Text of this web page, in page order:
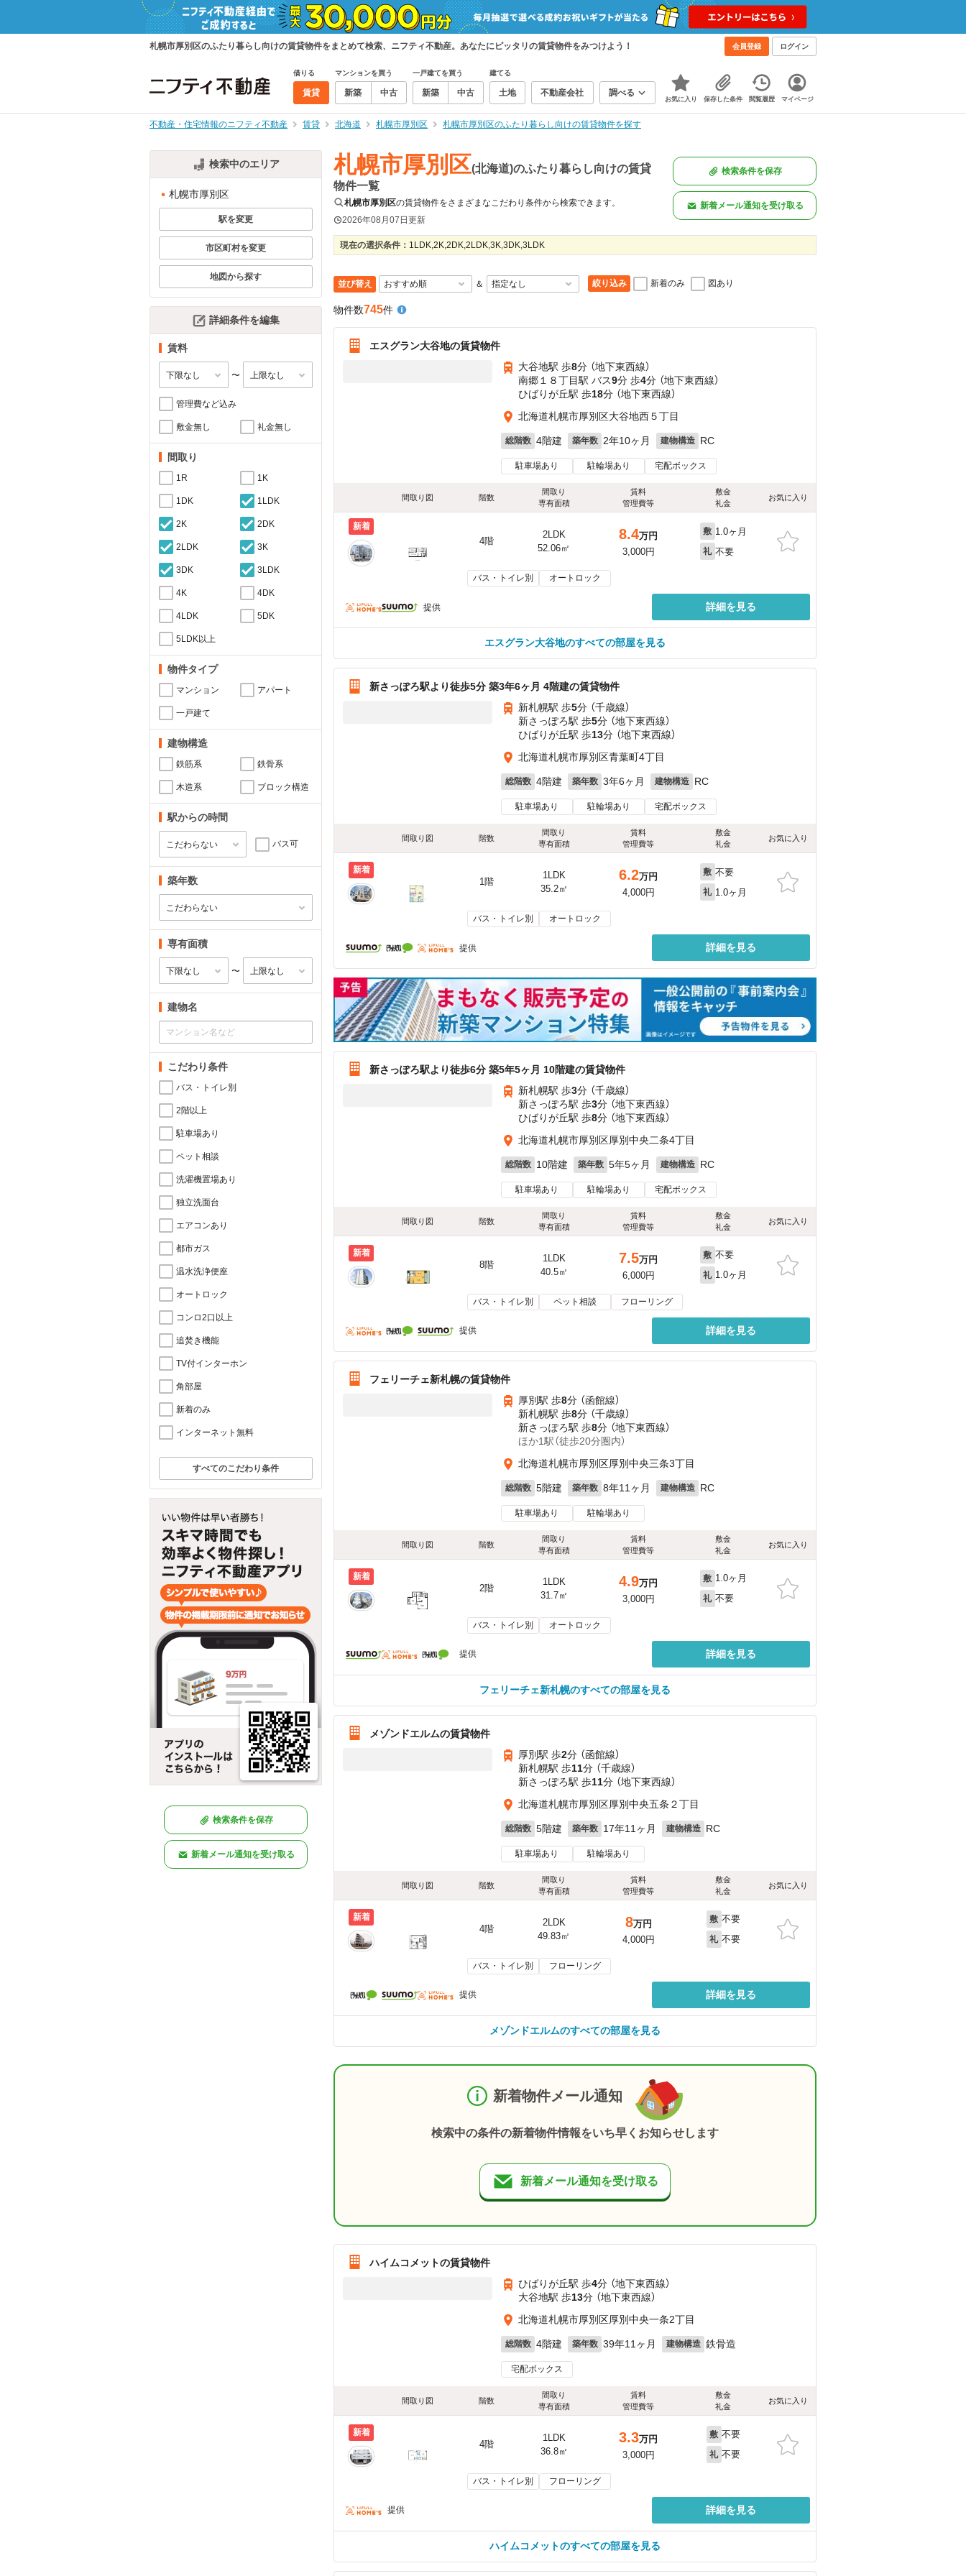
札幌市厚別区のふたり暮らし向けの賃貸物件をまとめて検索、ニフティ不動産。あなたにピッタリの賃貸物件をみつけよう！ 会員登録 ログイン
借りる
賃貸
マンションを買う
新築 中古
一戸建てを買う
新築 中古
建てる
土地 不動産会社 調べる
お気に入り 保存した条件 閲覧履歴 マイページ
不動産・住宅情報のニフティ不動産 賃貸 北海道 札幌市厚別区 札幌市厚別区のふたり暮らし向けの賃貸物件を探す
検索中のエリア
札幌市厚別区
駅を変更
市区町村を変更
地図から探す
詳細条件を編集
賃料
〜
管理費など込み
敷金無し 礼金無し
間取り
1R 1K
1DK 1LDK
2K 2DK
2LDK 3K
3DK 3LDK
4K 4DK
4LDK 5DK
5LDK以上
物件タイプ
マンション アパート
一戸建て
建物構造
鉄筋系 鉄骨系
木造系 ブロック構造
駅からの時間
バス可
築年数
専有面積
〜
建物名
こだわり条件
バス・トイレ別
2階以上
駐車場あり
ペット相談
洗濯機置場あり
独立洗面台
エアコンあり
都市ガス
温水洗浄便座
オートロック
コンロ2口以上
追焚き機能
TV付インターホン
角部屋
新着のみ
インターネット無料
すべてのこだわり条件
検索条件を保存
新着メール通知を受け取る
札幌市厚別区(北海道)のふたり暮らし向けの賃貸
物件一覧
札幌市厚別区の賃貸物件をさまざまなこだわり条件から検索できます。
2026年08月07日更新
検索条件を保存
新着メール通知を受け取る
現在の選択条件： 1LDK,2K,2DK,2LDK,3K,3DK,3LDK
並び替え ＆ 絞り込み 新着のみ 図あり
物件数745件
エスグラン大谷地の賃貸物件
大谷地駅 歩8分 （地下東西線）
南郷１８丁目駅 バス9分 歩4分 （地下東西線）
ひばりが丘駅 歩18分 （地下東西線）
北海道札幌市厚別区大谷地西５丁目
総階数 4階建 築年数 2年10ヶ月 建物構造 RC
駐車場あり 駐輪場あり 宅配ボックス
間取り図 階数
間取り
専有面積
賃料
管理費等
敷金
礼金
お気に入り
新着
4階
2LDK
52.06㎡
8.4万円
3,000円
敷 1.0ヶ月
礼 不要
バス・トイレ別 オートロック
提供 詳細を見る
エスグラン大谷地のすべての部屋を見る
新さっぽろ駅より徒歩5分 築3年6ヶ月 4階建の賃貸物件
新札幌駅 歩5分 （千歳線）
新さっぽろ駅 歩5分 （地下東西線）
ひばりが丘駅 歩13分 （地下東西線）
北海道札幌市厚別区青葉町4丁目
総階数 4階建 築年数 3年6ヶ月 建物構造 RC
駐車場あり 駐輪場あり 宅配ボックス
間取り図 階数
間取り
専有面積
賃料
管理費等
敷金
礼金
お気に入り
新着
1階
1LDK
35.2㎡
6.2万円
4,000円
敷 不要
礼 1.0ヶ月
バス・トイレ別 オートロック
提供 詳細を見る
新さっぽろ駅より徒歩6分 築5年5ヶ月 10階建の賃貸物件
新札幌駅 歩3分 （千歳線）
新さっぽろ駅 歩3分 （地下東西線）
ひばりが丘駅 歩8分 （地下東西線）
北海道札幌市厚別区厚別中央二条4丁目
総階数 10階建 築年数 5年5ヶ月 建物構造 RC
駐車場あり 駐輪場あり 宅配ボックス
間取り図 階数
間取り
専有面積
賃料
管理費等
敷金
礼金
お気に入り
新着
8階
1LDK
40.5㎡
7.5万円
6,000円
敷 不要
礼 1.0ヶ月
バス・トイレ別 ペット相談 フローリング
提供 詳細を見る
フェリーチェ新札幌の賃貸物件
厚別駅 歩8分 （函館線）
新札幌駅 歩8分 （千歳線）
新さっぽろ駅 歩8分 （地下東西線）
ほか1駅（徒歩20分圏内）
北海道札幌市厚別区厚別中央三条3丁目
総階数 5階建 築年数 8年11ヶ月 建物構造 RC
駐車場あり 駐輪場あり
間取り図 階数
間取り
専有面積
賃料
管理費等
敷金
礼金
お気に入り
新着
2階
1LDK
31.7㎡
4.9万円
3,000円
敷 1.0ヶ月
礼 不要
バス・トイレ別 オートロック
提供 詳細を見る
フェリーチェ新札幌のすべての部屋を見る
メゾンドエルムの賃貸物件
厚別駅 歩2分 （函館線）
新札幌駅 歩11分 （千歳線）
新さっぽろ駅 歩11分 （地下東西線）
北海道札幌市厚別区厚別中央五条２丁目
総階数 5階建 築年数 17年11ヶ月 建物構造 RC
駐車場あり 駐輪場あり
間取り図 階数
間取り
専有面積
賃料
管理費等
敷金
礼金
お気に入り
新着
4階
2LDK
49.83㎡
8万円
4,000円
敷 不要
礼 不要
バス・トイレ別 フローリング
提供 詳細を見る
メゾンドエルムのすべての部屋を見る
新着物件メール通知
検索中の条件の新着物件情報をいち早くお知らせします
新着メール通知を受け取る
ハイムコメットの賃貸物件
ひばりが丘駅 歩4分 （地下東西線）
大谷地駅 歩13分 （地下東西線）
北海道札幌市厚別区厚別中央一条2丁目
総階数 4階建 築年数 39年11ヶ月 建物構造 鉄骨造
宅配ボックス
間取り図 階数
間取り
専有面積
賃料
管理費等
敷金
礼金
お気に入り
新着
4階
1LDK
36.8㎡
3.3万円
3,000円
敷 不要
礼 不要
バス・トイレ別 フローリング
提供 詳細を見る
ハイムコメットのすべての部屋を見る